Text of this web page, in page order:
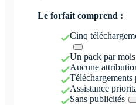
Le forfait comprend :
Cinq
Un pack par mois
Aucune
Téléchargements
Assistance
Sans publicités